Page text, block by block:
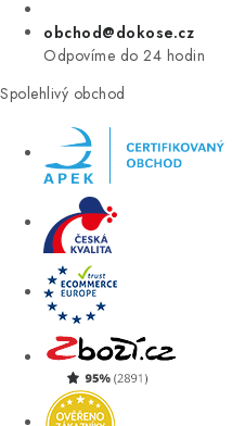
obchod@dokose.cz
Odpovíme do 24 hodin
Spolehlivý obchod
Úvod Kontakt Blog
Moje objednávka